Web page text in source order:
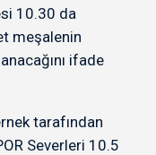
10.30 da
meşalenin
ifade
tarafından
Severleri 10.5